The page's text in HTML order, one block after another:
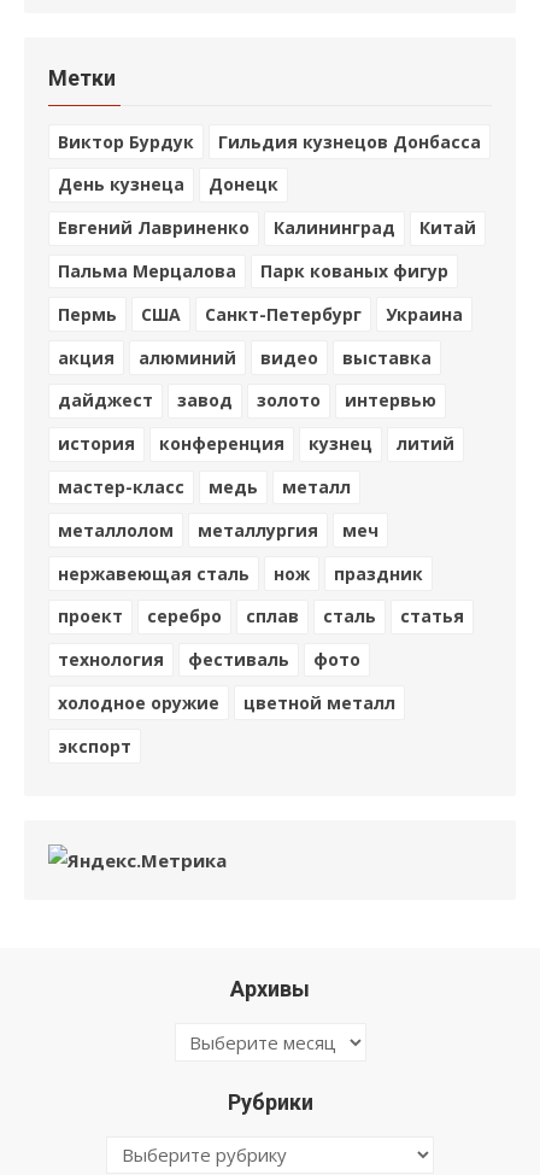
Метки
Виктор Бурдук
Гильдия кузнецов Донбасса
День кузнеца
Донецк
Евгений Лавриненко
Калининград
Китай
Пальма Мерцалова
Парк кованых фигур
Пермь
США Санкт-Петербург
Украина
акция
алюминий видео
выставка
дайджест
завод золото
интервью
история
конференция кузнец
литий
мастер-класс
медь
металл
металлолом
металлургия
меч
нержавеющая сталь
нож
праздник
проект
серебро сплав сталь
статья
технология
фестиваль
фото
холодное оружие
цветной металл
экспорт
Архивы
Архивы
Рубрики
Рубрики